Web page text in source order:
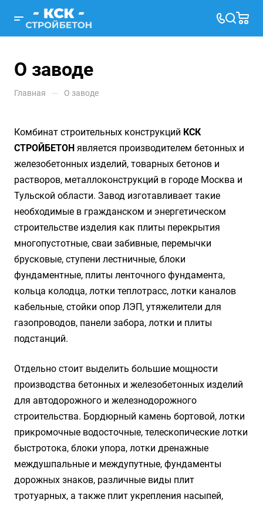
О заводе
Главная — О заводе
Комбинат строительных конструкций КСК
СТРОЙБЕТОН является производителем бетонных и
железобетонных изделий, товарных бетонов и
растворов, металлоконструкций в городе Москва и
Тульской области. Завод изготавливает такие
необходимые в гражданском и энергетическом
строительстве изделия как плиты перекрытия
многопустотные, сваи забивные, перемычки
брусковые, ступени лестничные, блоки
фундаментные, плиты ленточного фундамента,
кольца колодца, лотки теплотрасс, лотки каналов
кабельные, стойки опор ЛЭП, утяжелители для
газопроводов, панели забора, лотки и плиты
подстанций.
Отдельно стоит выделить большие мощности
производства бетонных и железобетонных изделий
для автодорожного и железнодорожного
строительства. Бордюрный камень бортовой, лотки
прикромочные водосточные, телескопические лотки
быстротока, блоки упора, лотки дренажные
междушпальные и междупутные, фундаменты
дорожных знаков, различные виды плит
тротуарных, а также плит укрепления насыпей,